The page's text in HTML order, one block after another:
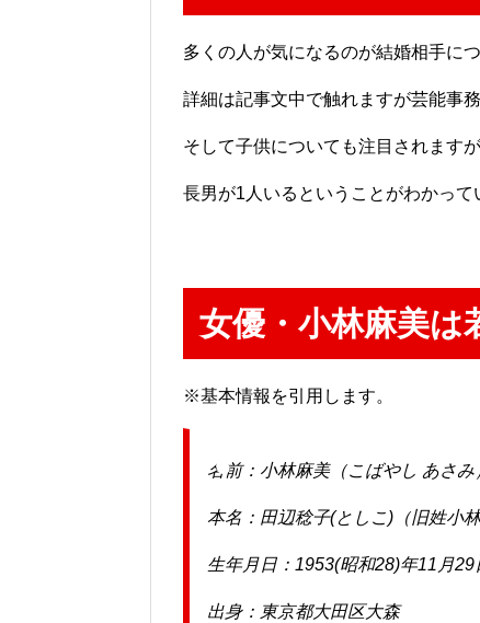
多くの人が気になるのが結婚相手につ
詳細は記事文中で触れますが芸能事
そして子供についても注目されますが
長男が1人いるということがわかって
女優・小林麻美は
※基本情報を引用します。
名前：小林麻美（こばやし あさみ
本名：田辺稔子(としこ)（旧姓小林
生年月日：1953(昭和28)年11月29
出身：東京都大田区大森